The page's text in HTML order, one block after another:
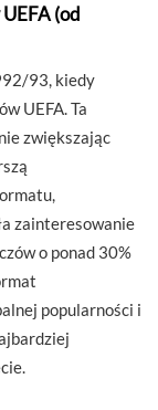
(od
93, kiedy
UEFA. Ta
zwiększając
zainteresowanie
o ponad 30%
popularności i